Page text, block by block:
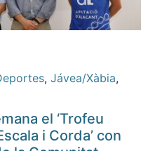
, Jávea/Xàbia,
el ‘Trofeu
i Corda’ con